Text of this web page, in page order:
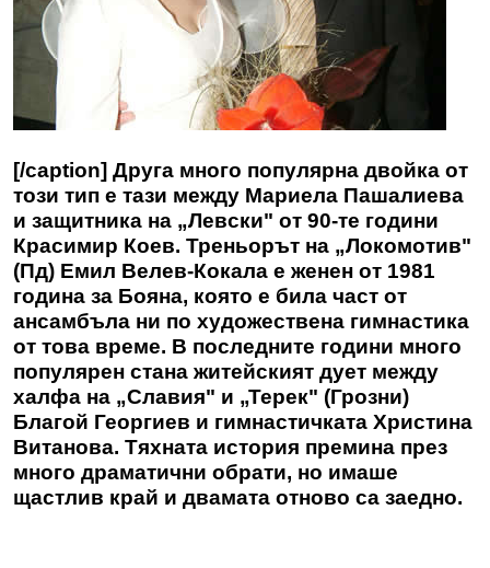
[/caption] Друга много популярна двойка от
този тип е тази между Мариела Пашалиева
и защитника на „Левски" от 90-те години
Красимир Коев. Треньорът на „Локомотив"
(Пд) Емил Велев-Кокала е женен от 1981
година за Бояна, която е била част от
ансамбъла ни по художествена гимнастика
от това време. В последните години много
популярен стана житейският дует между
халфа на „Славия" и „Терек" (Грозни)
Благой Георгиев и гимнастичката Христина
Витанова. Тяхната история премина през
много драматични обрати, но имаше
щастлив край и двамата отново са заедно.